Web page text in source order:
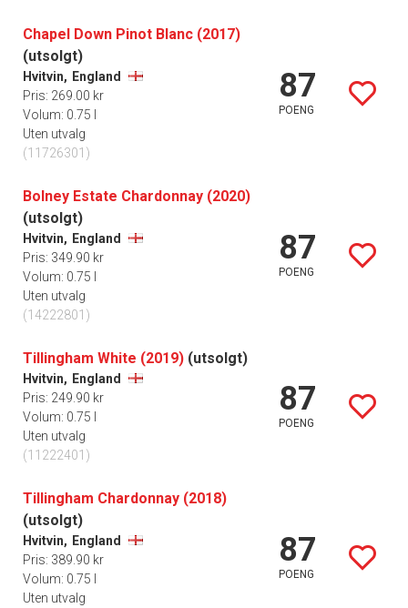
Chapel Down Pinot Blanc (2017)
(utsolgt)
Hvitvin, England
Pris: 269.00 kr
Volum: 0.75 l
Uten utvalg
(11726301)
87
POENG
Bolney Estate Chardonnay (2020)
(utsolgt)
Hvitvin, England
Pris: 349.90 kr
Volum: 0.75 l
Uten utvalg
(14222801)
87
POENG
Tillingham White (2019) (utsolgt)
Hvitvin, England
Pris: 249.90 kr
Volum: 0.75 l
Uten utvalg
(11222401)
87
POENG
Tillingham Chardonnay (2018)
(utsolgt)
Hvitvin, England
Pris: 389.90 kr
Volum: 0.75 l
Uten utvalg
87
POENG